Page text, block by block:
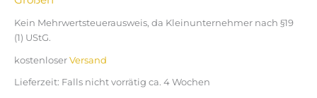
Kein Mehrwertsteuerausweis, da Kleinunternehmer nach §19
(1) UStG.
kostenloserVersand
Lieferzeit: Falls nicht vorrätig ca. 4 Wochen
mehrere
Optionen